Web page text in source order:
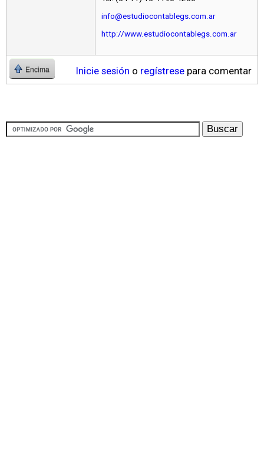
info@estudiocontablegs.com.ar
http://www.estudiocontablegs.com.ar
Encima Inicie sesión o regístrese para comentar